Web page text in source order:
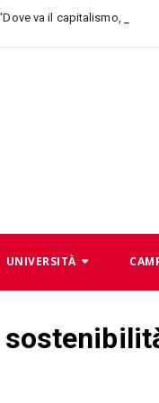
va il capitalismo, dove
UNIVERSITÀ